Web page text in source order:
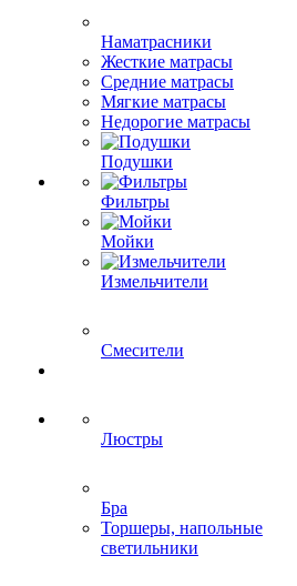
Наматрасники
Жесткие матрасы
Средние матрасы
Мягкие матрасы
Недорогие матрасы
Подушки
Фильтры
Мойки
Измельчители
Смесители
Люстры
Бра
Торшеры, напольные
светильники